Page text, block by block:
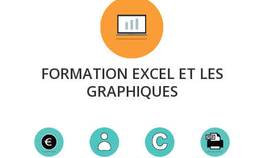
FORMATION EXCEL ET LES
GRAPHIQUES